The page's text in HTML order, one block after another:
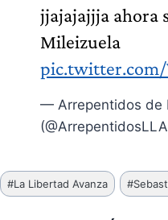
jjajajajjja ahora
Mileizuela
pic.twitter.com/
— Arrepentidos de
Etiquetas
de
#La Libertad Avanza #